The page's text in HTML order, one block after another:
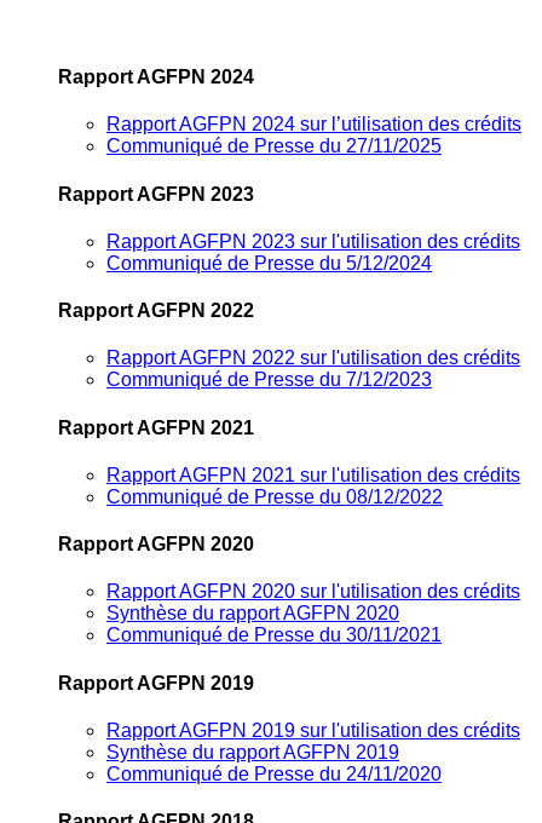
Rapport AGFPN 2024
Rapport AGFPN 2024 sur l’utilisation des crédits
Communiqué de Presse du 27/11/2025
Rapport AGFPN 2023
Rapport AGFPN 2023 sur l'utilisation des crédits
Communiqué de Presse du 5/12/2024
Rapport AGFPN 2022
Rapport AGFPN 2022 sur l'utilisation des crédits
Communiqué de Presse du 7/12/2023
Rapport AGFPN 2021
Rapport AGFPN 2021 sur l'utilisation des crédits
Communiqué de Presse du 08/12/2022
Rapport AGFPN 2020
Rapport AGFPN 2020 sur l'utilisation des crédits
Synthèse du rapport AGFPN 2020
Communiqué de Presse du 30/11/2021
Rapport AGFPN 2019
Rapport AGFPN 2019 sur l'utilisation des crédits
Synthèse du rapport AGFPN 2019
Communiqué de Presse du 24/11/2020